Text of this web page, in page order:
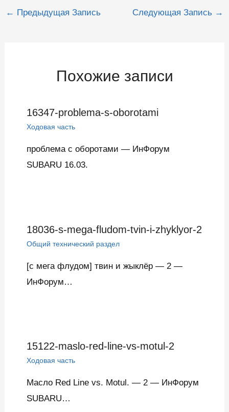
Навигация
← Предыдущая Запись Следующая Запись →
Похожие записи
16347-problema-s-oborotami
Ходовая часть
проблема с оборотами — ИнФорум
SUBARU 16.03.
18036-s-mega-fludom-tvin-i-zhyklyor-2
Общий технический раздел
[с мега флудом] твин и жыклёр — 2 —
ИнФорум…
15122-maslo-red-line-vs-motul-2
Ходовая часть
Масло Red Line vs. Motul. — 2 — ИнФорум
SUBARU…